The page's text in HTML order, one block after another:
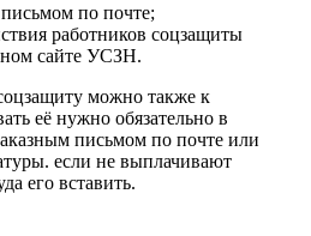
по почте;
работников соцзащиты
сайте УСЗН.
можно также к
её нужно обязательно в
письмом по почте или
если не выплачивают
его вставить.